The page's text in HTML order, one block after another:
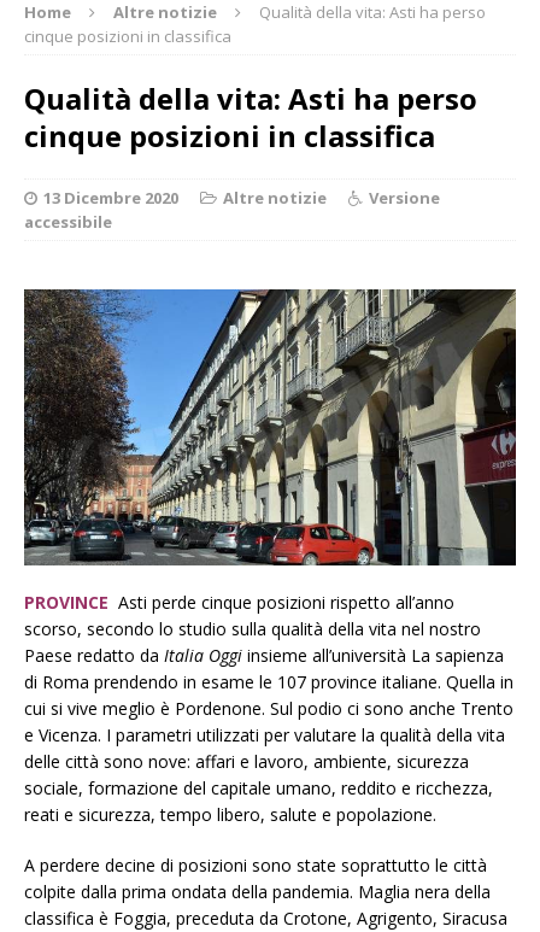
Home Altre notizie
Qualità della vita: Asti ha perso
cinque posizioni in classifica
Qualità della vita: Asti ha perso
cinque posizioni in classifica
13 Dicembre 2020 Altre notizie
Versione
accessibile
PROVINCE Asti perde cinque posizioni rispetto all’anno
scorso, secondo lo studio sulla qualità della vita nel nostro
Paese redatto da Italia Oggi insieme all’università La sapienza
di Roma prendendo in esame le 107 province italiane. Quella in
cui si vive meglio è Pordenone. Sul podio ci sono anche Trento
e Vicenza. I parametri utilizzati per valutare la qualità della vita
delle città sono nove: affari e lavoro, ambiente, sicurezza
sociale, formazione del capitale umano, reddito e ricchezza,
reati e sicurezza, tempo libero, salute e popolazione.
A perdere decine di posizioni sono state soprattutto le città
colpite dalla prima ondata della pandemia. Maglia nera della
classifica è Foggia, preceduta da Crotone, Agrigento, Siracusa